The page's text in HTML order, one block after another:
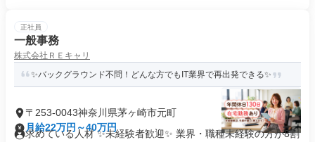
正社員
一般事務
株式会社ＲＥキャリ
✨バックグラウンド不問！どんな方でもIT業界で再出発できる✨
〒253-0043神奈川県茅ヶ崎市元町
月給22万円～40万円
求めている人材 ✨未経験者歓迎✨ 業界・職種未経験の方が8割